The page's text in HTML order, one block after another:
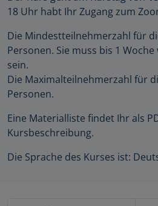
18 Uhr habt Ihr Zugang zum
Die Mindestteilnehmerzahl für
Personen. Sie muss bis 1
sein.
Die Maximalteilnehmerzahl für
Personen.
Eine Materialliste findet Ihr als
Kursbeschreibung.
Die Sprache des Kurses ist: